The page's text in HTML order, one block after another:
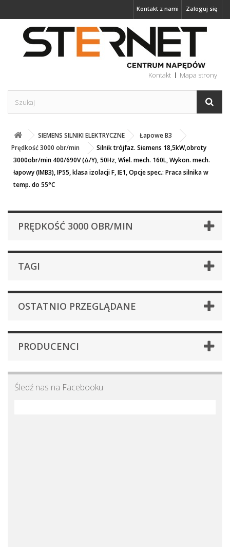
Zaloguj się
Kontakt z nami
Kontakt Mapa strony
SIEMENS SILNIKI ELEKTRYCZNE
Łapowe B3
Prędkość 3000 obr/min
Silnik trójfaz. Siemens 18,5kW,obroty
3000obr/min 400/690V (Δ/Y), 50Hz, Wiel. mech. 160L, Wykon. mech.
łapowy (IMB3), IP55, klasa izolacji F, IE1, Opcje spec.: Praca silnika w
temp. do 55°C
PRĘDKOŚĆ 3000 OBR/MIN
TAGI
OSTATNIO PRZEGLĄDANE
PRODUCENCI
Śledź nas na Facebooku